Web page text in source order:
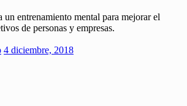
un entrenamiento mental para mejorar el
de personas y empresas.
4 diciembre, 2018